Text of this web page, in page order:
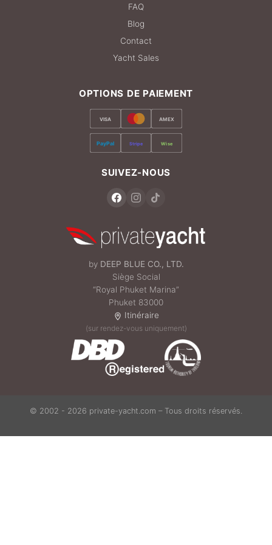
FAQ
Blog
Contact
Yacht Sales
OPTIONS DE PAIEMENT
VISA AMEX
PayPal Stripe Wise
SUIVEZ-NOUS
by DEEP BLUE CO., LTD.
Siège Social
“Royal Phuket Marina”
Phuket 83000
Itinéraire
(sur rendez-vous uniquement)
© 2002 - 2026 private-yacht.com – Tous droits réservés.